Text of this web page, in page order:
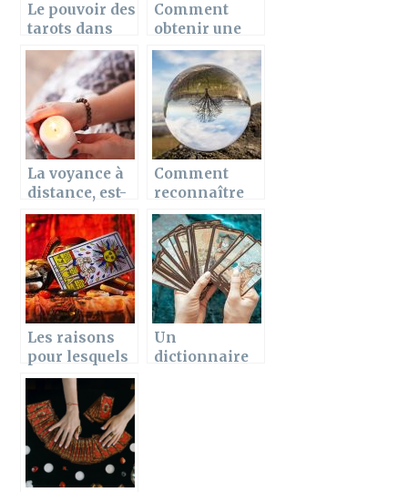
Le pouvoir des
tarots dans
votre vie
quotidienne
Comment
obtenir une
consultation
tirage de
cartes ?
La voyance à
distance, est-
ce réellement
une bonne
idée ?
Comment
reconnaître
un faux
voyant ?
Les raisons
pour lesquels
on peut
recourir à la
voyance
Un
dictionnaire